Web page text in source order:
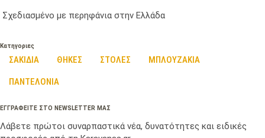
Σχεδιασμένο με περηφάνια στην Ελλάδα
Κατηγοριες
ΣΑΚΙΔΙΑ ΘΗΚΕΣ ΣΤΟΛΕΣ ΜΠΛΟΥΖΑΚΙΑ
ΠΑΝΤΕΛΟΝΙΑ
ΕΓΓΡΑΦΕΙΤΕ ΣΤΟ NEWSLETTER ΜΑΣ
Λάβετε πρώτοι συναρπαστικά νέα, δυνατότητες και ειδικές